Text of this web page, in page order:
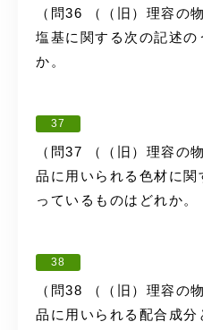
（問36 （（旧）理容の
塩基に関する次の記述
か。
37
（問37 （（旧）理容の
品に用いられる色材に
っているものはどれか。
38
（問38 （（旧）理容の
品に用いられる配合成分